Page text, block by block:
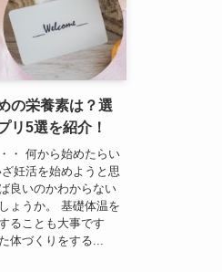
の栄養素は？選
リ5選を紹介！
・ 何から始めたらい
妊活を始めようと思
良いのかわからない
ょうか。 基礎体温を
ることも大事です
体づくりをする...